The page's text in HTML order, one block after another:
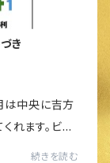
き
は中央に吉方
れます。ビジ
利益を高め
続きを読む